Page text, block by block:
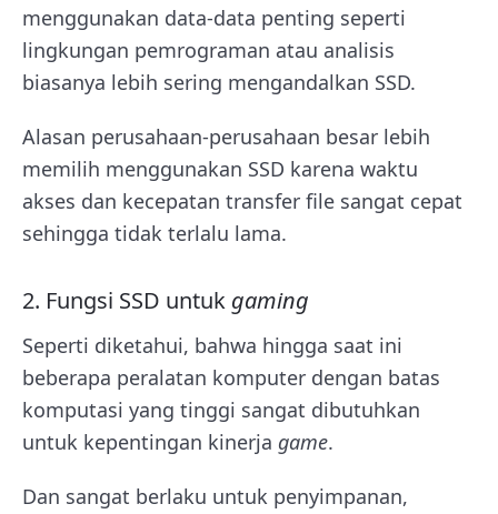
menggunakan data-data penting seperti
lingkungan pemrograman atau analisis
biasanya lebih sering mengandalkan SSD.
Alasan perusahaan-perusahaan besar lebih
memilih menggunakan SSD karena waktu
akses dan kecepatan transfer file sangat cepat
sehingga tidak terlalu lama.
2. Fungsi SSD untuk gaming
Seperti diketahui, bahwa hingga saat ini
beberapa peralatan komputer dengan batas
komputasi yang tinggi sangat dibutuhkan
untuk kepentingan kinerja game.
Dan sangat berlaku untuk penyimpanan,